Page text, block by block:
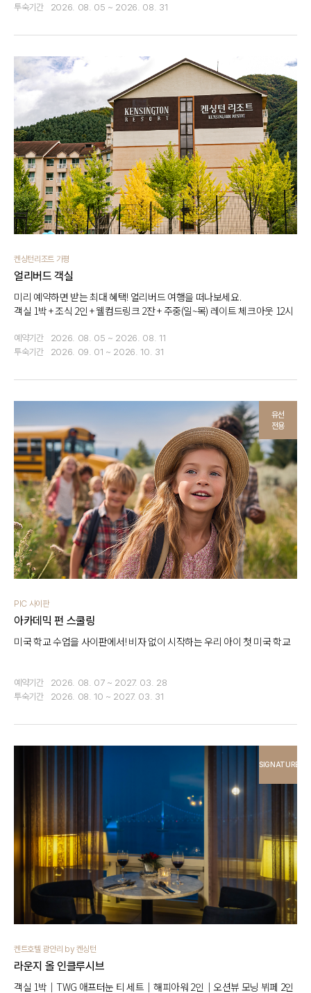
투숙기간
2026. 08. 05 ~ 2026. 08. 31
켄싱턴리조트 가평
얼리버드 객실
미리 예약하면 받는 최대 혜택! 얼리버드 여행을 떠나보세요.
객실 1박 + 조식 2인 + 웰컴드링크 2잔 + 주중(일~목) 레이트 체크아웃 12시
예약기간
2026. 08. 05 ~ 2026. 08. 11
투숙기간
2026. 09. 01 ~ 2026. 10. 31
유선
전용
PIC 사이판
아카데믹 펀 스쿨링
미국 학교 수업을 사이판에서! 비자 없이 시작하는 우리 아이 첫 미국 학교
예약기간
2026. 08. 07 ~ 2027. 03. 28
투숙기간
2026. 08. 10 ~ 2027. 03. 31
SIGNATURE
켄트호텔 광안리 by 켄싱턴
라운지 올 인클루시브
객실 1박｜TWG 애프터눈 티 세트｜해피아워 2인｜오션뷰 모닝 뷔페 2인